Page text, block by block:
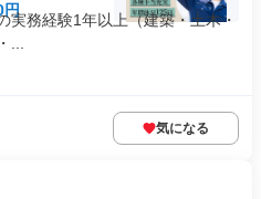
円
実務経験1年以上（建築・土木・
...
気になる